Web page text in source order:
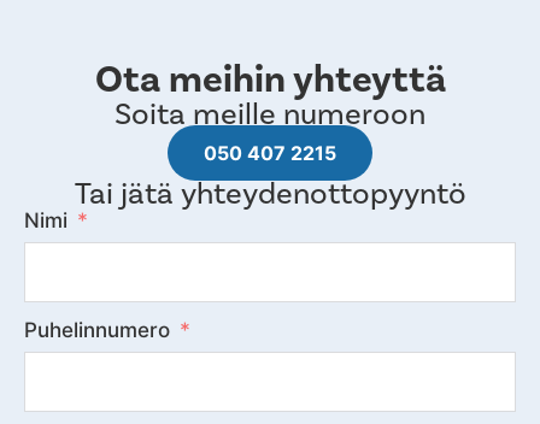
Ota meihin yhteyttä
Soita meille numeroon
050 407 2215
Tai jätä yhteydenottopyyntö
Nimi
Puhelinnumero